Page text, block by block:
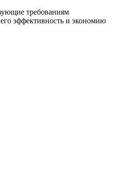
требованиям
эффективность и экономию